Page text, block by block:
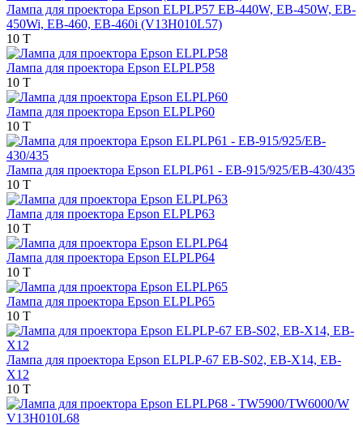
Лампа для проектора Epson ELPLP57 EB-440W, EB-450W, EB-
450Wi, EB-460, EB-460i (V13H010L57)
10 T
Лампа для проектора Epson ELPLP58
10 T
Лампа для проектора Epson ELPLP60
10 T
Лампа для проектора Epson ELPLP61 - EB-915/925/EB-430/435
10 T
Лампа для проектора Epson ELPLP63
10 T
Лампа для проектора Epson ELPLP64
10 T
Лампа для проектора Epson ELPLP65
10 T
Лампа для проектора Epson ELPLP-67 EB-S02, EB-X14, EB-
Х12
10 T